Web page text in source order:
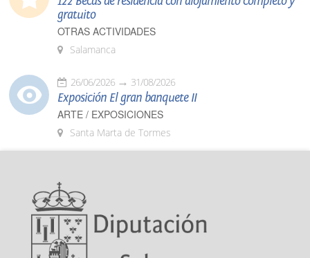
gratuito
OTRAS ACTIVIDADES
Salamanca
26/06/2026 31/08/2026
Exposición El gran banquete II
ARTE / EXPOSICIONES
Santa Marta de Tormes